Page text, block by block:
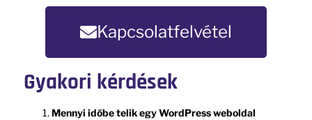
Kapcsolatfelvétel
Gyakori kérdések
Mennyi időbe telik egy WordPress weboldal